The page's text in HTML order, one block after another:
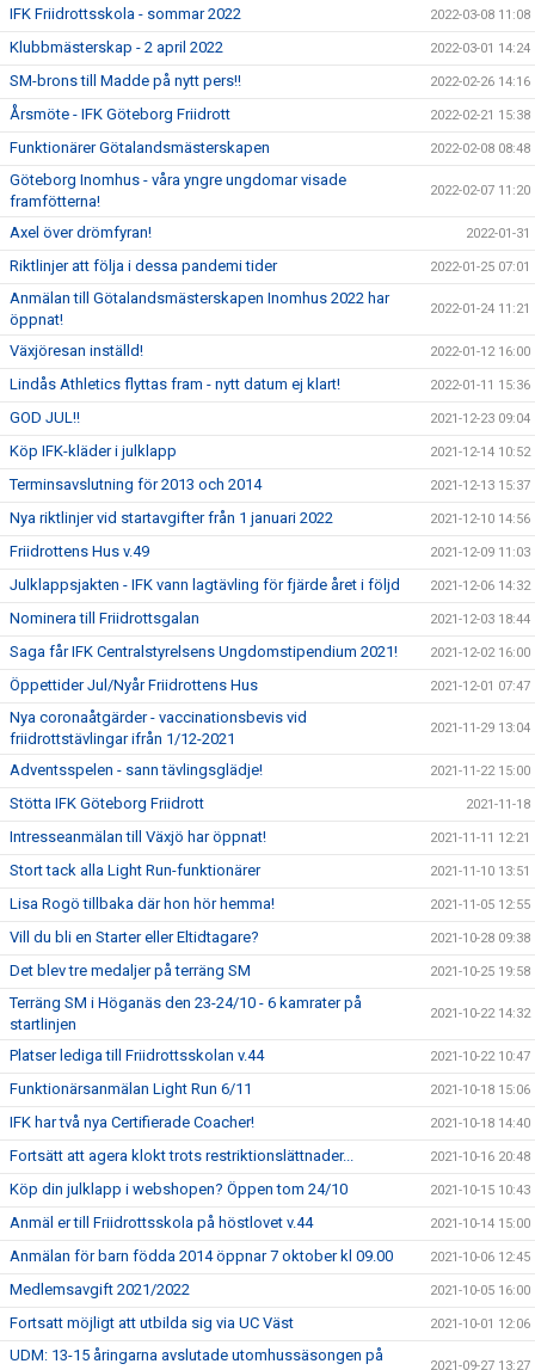
IFK Friidrottsskola - sommar 2022 2022-03-08 11:08
Klubbmästerskap - 2 april 2022 2022-03-01 14:24
SM-brons till Madde på nytt pers!! 2022-02-26 14:16
Årsmöte - IFK Göteborg Friidrott 2022-02-21 15:38
Funktionärer Götalandsmästerskapen 2022-02-08 08:48
Göteborg Inomhus - våra yngre ungdomar visade
framfötterna!
2022-02-07 11:20
Axel över drömfyran! 2022-01-31
Riktlinjer att följa i dessa pandemi tider 2022-01-25 07:01
Anmälan till Götalandsmästerskapen Inomhus 2022 har
öppnat!
2022-01-24 11:21
Växjöresan inställd! 2022-01-12 16:00
Lindås Athletics flyttas fram - nytt datum ej klart! 2022-01-11 15:36
GOD JUL!! 2021-12-23 09:04
Köp IFK-kläder i julklapp 2021-12-14 10:52
Terminsavslutning för 2013 och 2014 2021-12-13 15:37
Nya riktlinjer vid startavgifter från 1 januari 2022 2021-12-10 14:56
Friidrottens Hus v.49 2021-12-09 11:03
Julklappsjakten - IFK vann lagtävling för fjärde året i följd 2021-12-06 14:32
Nominera till Friidrottsgalan 2021-12-03 18:44
Saga får IFK Centralstyrelsens Ungdomstipendium 2021! 2021-12-02 16:00
Öppettider Jul/Nyår Friidrottens Hus 2021-12-01 07:47
Nya coronaåtgärder - vaccinationsbevis vid
friidrottstävlingar ifrån 1/12-2021
2021-11-29 13:04
Adventsspelen - sann tävlingsglädje! 2021-11-22 15:00
Stötta IFK Göteborg Friidrott 2021-11-18
Intresseanmälan till Växjö har öppnat! 2021-11-11 12:21
Stort tack alla Light Run-funktionärer 2021-11-10 13:51
Lisa Rogö tillbaka där hon hör hemma! 2021-11-05 12:55
Vill du bli en Starter eller Eltidtagare? 2021-10-28 09:38
Det blev tre medaljer på terräng SM 2021-10-25 19:58
Terräng SM i Höganäs den 23-24/10 - 6 kamrater på
startlinjen
2021-10-22 14:32
Platser lediga till Friidrottsskolan v.44 2021-10-22 10:47
Funktionärsanmälan Light Run 6/11 2021-10-18 15:06
IFK har två nya Certifierade Coacher! 2021-10-18 14:40
Fortsätt att agera klokt trots restriktionslättnader... 2021-10-16 20:48
Köp din julklapp i webshopen? Öppen tom 24/10 2021-10-15 10:43
Anmäl er till Friidrottsskola på höstlovet v.44 2021-10-14 15:00
Anmälan för barn födda 2014 öppnar 7 oktober kl 09.00 2021-10-06 12:45
Medlemsavgift 2021/2022 2021-10-05 16:00
Fortsatt möjligt att utbilda sig via UC Väst 2021-10-01 12:06
UDM: 13-15 åringarna avslutade utomhussäsongen på
2021-09-27 13:27